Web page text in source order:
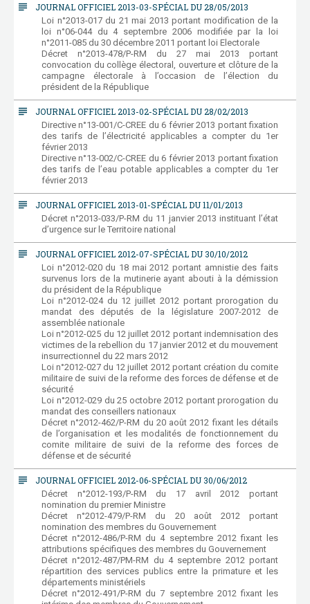
subject JOURNAL OFFICIEL 2013-03-SPÉCIAL DU 28/05/2013
Loi n°2013-017 du 21 mai 2013 portant modification de la
loi n°06-044 du 4 septembre 2006 modifiée par la loi
n°2011-085 du 30 décembre 2011 portant loi Electorale
Décret n°2013-478/P-RM du 27 mai 2013 portant
convocation du collège électoral, ouverture et clôture de la
campagne électorale à l’occasion de l’élection du
président de la République
subject JOURNAL OFFICIEL 2013-02-SPÉCIAL DU 28/02/2013
Directive n°13-001/C-CREE du 6 février 2013 portant fixation
des tarifs de l’électricité applicables a compter du 1er
février 2013
Directive n°13-002/C-CREE du 6 février 2013 portant fixation
des tarifs de l’eau potable applicables a compter du 1er
février 2013
subject JOURNAL OFFICIEL 2013-01-SPÉCIAL DU 11/01/2013
Décret n°2013-033/P-RM du 11 janvier 2013 instituant l’état
d’urgence sur le Territoire national
subject JOURNAL OFFICIEL 2012-07-SPÉCIAL DU 30/10/2012
Loi n°2012-020 du 18 mai 2012 portant amnistie des faits
survenus lors de la mutinerie ayant abouti à la démission
du président de la République
Loi n°2012-024 du 12 juillet 2012 portant prorogation du
mandat des députés de la législature 2007-2012 de
assemblée nationale
Loi n°2012-025 du 12 juillet 2012 portant indemnisation des
victimes de la rebellion du 17 janvier 2012 et du mouvement
insurrectionnel du 22 mars 2012
Loi n°2012-027 du 12 juillet 2012 portant création du comite
militaire de suivi de la reforme des forces de défense et de
sécurité
Loi n°2012-029 du 25 octobre 2012 portant prorogation du
mandat des conseillers nationaux
Décret n°2012-462/P-RM du 20 août 2012 fixant les détails
de l’organisation et les modalités de fonctionnement du
comite militaire de suivi de la reforme des forces de
défense et de sécurité
subject JOURNAL OFFICIEL 2012-06-SPÉCIAL DU 30/06/2012
Décret n°2012-193/P-RM du 17 avril 2012 portant
nomination du premier Ministre
Décret n°2012-479/P-RM du 20 août 2012 portant
nomination des membres du Gouvernement
Décret n°2012-486/P-RM du 4 septembre 2012 fixant les
attributions spécifiques des membres du Gouvernement
Décret n°2012-487/PM-RM du 4 septembre 2012 portant
répartition des services publics entre la primature et les
départements ministériels
Décret n°2012-491/P-RM du 7 septembre 2012 fixant les